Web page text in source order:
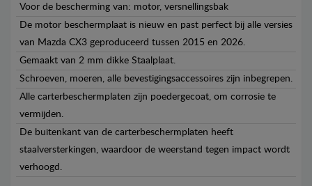
Voor de bescherming van: motor, versnellingsbak
De motor beschermplaat is nieuw en past perfect bij alle versies
van Mazda CX3 geproduceerd tussen 2015 en 2026.
Gemaakt van 2 mm dikke Staalplaat.
Schroeven, moeren, alle bevestigingsaccessoires zijn inbegrepen.
Alle carterbeschermplaten zijn poedergecoat, om corrosie te
vermijden.
De buitenkant van de carterbeschermplaten heeft
staalversterkingen, waardoor de weerstand tegen impact wordt
verhoogd.